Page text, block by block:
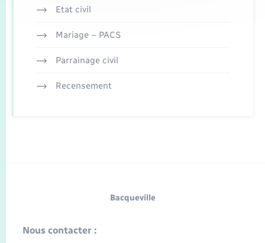
Etat civil
Mariage – PACS
Parrainage civil
Recensement
Bacqueville
Nous contacter :